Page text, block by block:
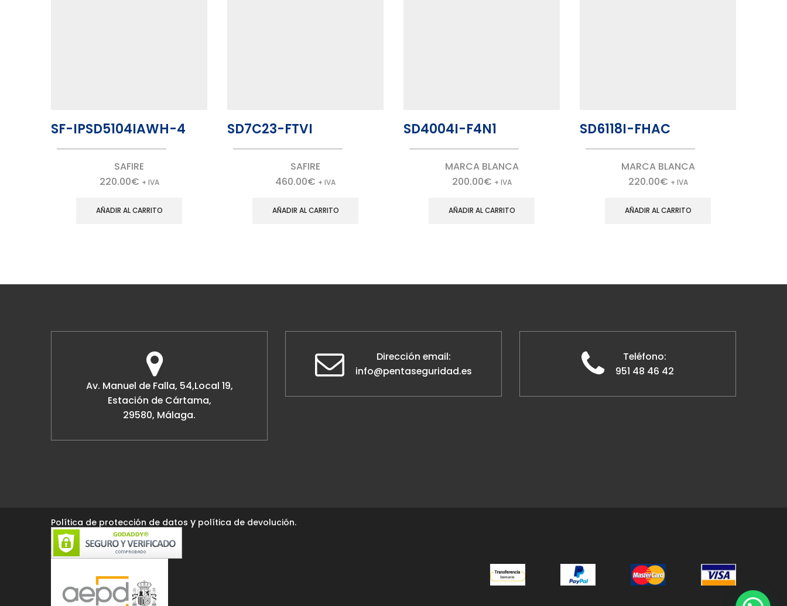
SF-IPSD5104IAWH-4
SAFIRE
220.00€ + IVA
AÑADIR AL CARRITO
SD7C23-FTVI
SAFIRE
460.00€ + IVA
AÑADIR AL CARRITO
SD4004I-F4N1
MARCA BLANCA
200.00€ + IVA
AÑADIR AL CARRITO
SD6118I-FHAC
MARCA BLANCA
220.00€ + IVA
AÑADIR AL CARRITO
Av. Manuel de Falla, 54,Local 19,
Estación de Cártama,
29580, Málaga.
Dirección email:
info@pentaseguridad.es
Teléfono:
951 48 46 42
Política de protección de datos y política de devolución.